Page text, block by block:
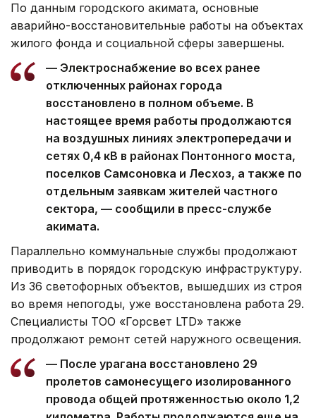
По данным городского акимата, основные
аварийно-восстановительные работы на объектах
жилого фонда и социальной сферы завершены.
— Электроснабжение во всех ранее
отключенных районах города
восстановлено в полном объеме. В
настоящее время работы продолжаются
на воздушных линиях электропередачи и
сетях 0,4 кВ в районах Понтонного моста,
поселков Самсоновка и Лесхоз, а также по
отдельным заявкам жителей частного
сектора, — сообщили в пресс-службе
акимата.
Параллельно коммунальные службы продолжают
приводить в порядок городскую инфраструктуру.
Из 36 светофорных объектов, вышедших из строя
во время непогоды, уже восстановлена работа 29.
Специалисты ТОО «Горсвет LTD» также
продолжают ремонт сетей наружного освещения.
— После урагана восстановлено 29
пролетов самонесущего изолированного
провода общей протяженностью около 1,2